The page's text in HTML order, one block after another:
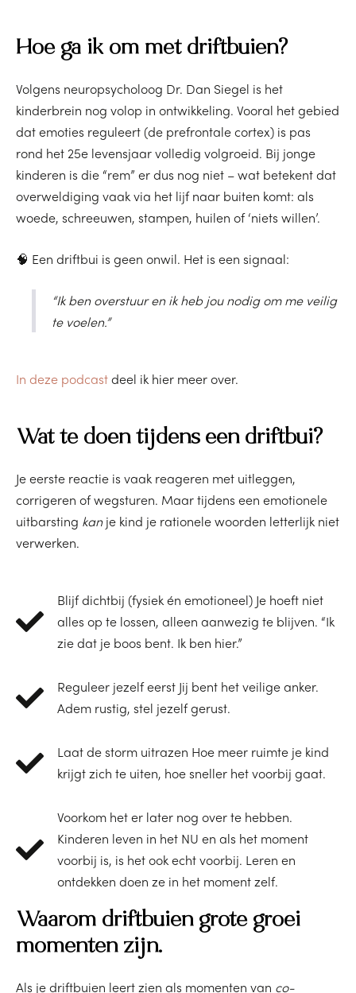
Hoe ga ik om met driftbuien?
Volgens neuropsycholoog Dr. Dan Siegel is het
kinderbrein nog volop in ontwikkeling. Vooral het gebied
dat emoties reguleert (de prefrontale cortex) is pas
rond het 25e levensjaar volledig volgroeid. Bij jonge
kinderen is die “rem” er dus nog niet – wat betekent dat
overweldiging vaak via het lijf naar buiten komt: als
woede, schreeuwen, stampen, huilen of ‘niets willen’.
🧠 Een driftbui is geen onwil. Het is een signaal:
“Ik ben overstuur en ik heb jou nodig om me veilig
te voelen.”
In deze podcastdeel ik hier meer over.
Wat te doen tijdens een driftbui?
Je eerste reactie is vaak reageren met uitleggen,
corrigeren of wegsturen. Maar tijdens een emotionele
uitbarsting kanje kind je rationele woorden letterlijk niet
verwerken.
Blijf dichtbij (fysiek én emotioneel) Je hoeft niet
alles op te lossen, alleen aanwezig te blijven. “Ik
zie dat je boos bent. Ik ben hier.”
Reguleer jezelf eerst Jij bent het veilige anker.
Adem rustig, stel jezelf gerust.
Laat de storm uitrazen Hoe meer ruimte je kind
krijgt zich te uiten, hoe sneller het voorbij gaat.
Voorkom het er later nog over te hebben.
Kinderen leven in het NU en als het moment
voorbij is, is het ook echt voorbij. Leren en
ontdekken doen ze in het moment zelf.
Waarom driftbuien grote groei
momenten zijn.
Als je driftbuien leert zien als momenten van co-